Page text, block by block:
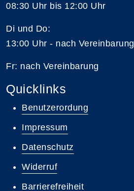
08:30 Uhr bis 12:00 Uhr
Di und Do:
13:00 Uhr - nach Vereinbarung
Fr: nach Vereinbarung
Quicklinks
Benutzerordung
Impressum
Datenschutz
Widerruf
Barrierefreiheit